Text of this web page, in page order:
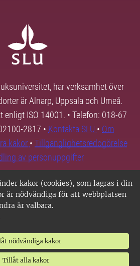
kakor (cookies), som lagras i din
är nödvändiga för att webbplatsen
är valbara.
nödvändiga kakor
Tillåt alla kakor
har verksamhet över
är Alnarp, Uppsala och Umeå.
enligt ISO 14001. • Telefon: 018-67
2817 • Kontakta SLU • Om
kakor • Tillgänglighetsredogörelse
av personuppgifter